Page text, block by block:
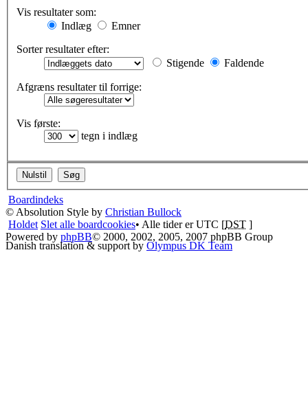
Vis resultater som:
Indlæg
Emner
Sorter resultater efter:
Stigende
Faldende
Afgræns resultater til forrige:
Vis første:
tegn i indlæg
Boardindeks
© Absolution Style by Christian Bullock
Holdet Slet alle boardcookies• Alle tider er UTC [DST ]
Powered by phpBB© 2000, 2002, 2005, 2007 phpBB Group
Danish translation & support by Olympus DK Team